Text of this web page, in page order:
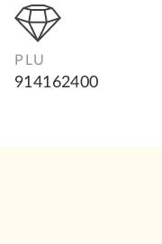
PLU
914162400